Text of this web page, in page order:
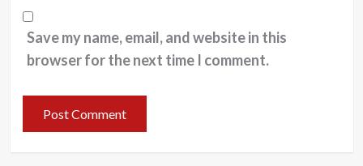
Save my name, email, and website in this
browser for the next time I comment.